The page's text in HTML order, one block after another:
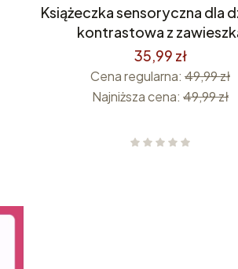
Książeczka sensoryczna dla
kontrastowa z
35,99 zł
Cena regularna: 49,99 zł
Najniższa cena: 49,99 zł